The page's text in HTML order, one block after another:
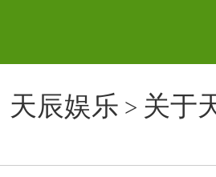
天辰娱乐 > 关于